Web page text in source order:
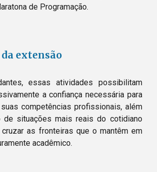
de Programação.
extensão
essas atividades possibilitam
a confiança necessária para
competências profissionais, além
de situações mais reais do cotidiano
as fronteiras que o mantêm em
acadêmico.